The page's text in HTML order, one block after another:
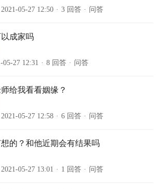
2021-05-27 12:50 · 3 回答 · 问答
成家吗
05-27 12:31 · 8 回答 · 问答
给我看看姻缘？
2021-05-27 12:58 · 6 回答 · 问答
的？和他近期会有结果吗
2021-05-27 13:01 · 1 回答 · 问答